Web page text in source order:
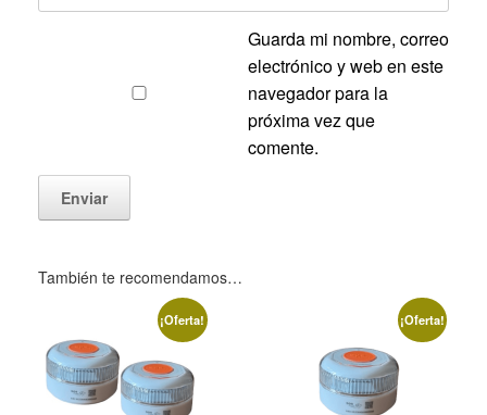
Guarda mi nombre, correo
electrónico y web en este
navegador para la
próxima vez que
comente.
También te recomendamos…
¡Oferta! ¡Oferta!